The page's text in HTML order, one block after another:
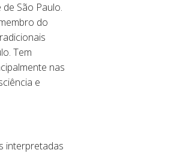
São Paulo.
do
Tem
nas
e
interpretadas